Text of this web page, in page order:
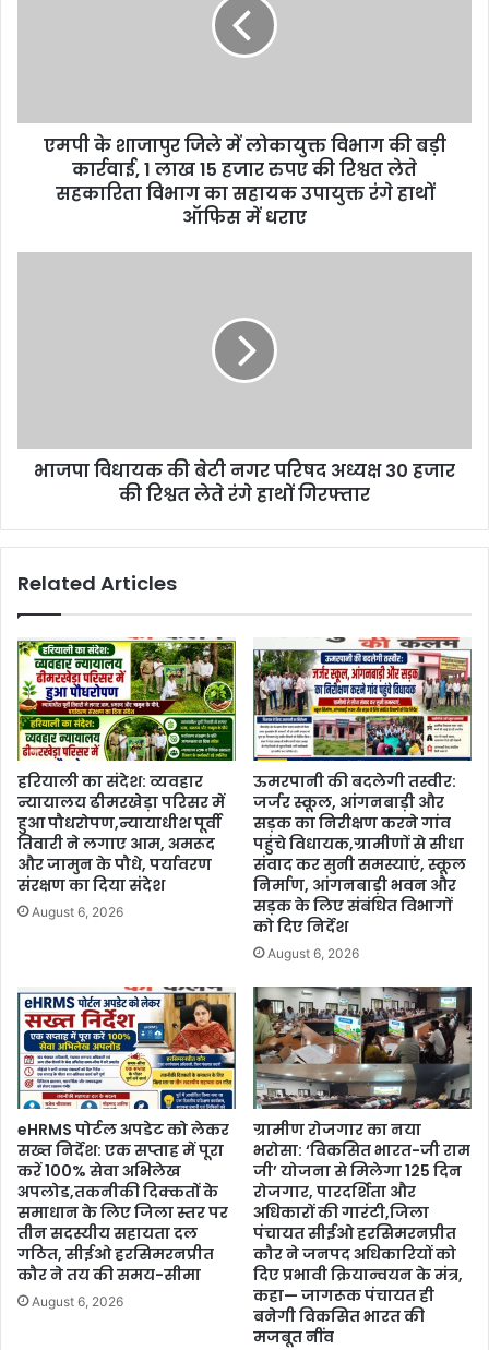
एमपी के शाजापुर जिले में लोकायुक्त विभाग की बड़ी
कार्रवाई, 1 लाख 15 हजार रुपए की रिश्वत लेते
सहकारिता विभाग का सहायक उपायुक्त रंगे हाथों
ऑफिस में धराए
भाजपा विधायक की बेटी नगर परिषद अध्यक्ष 30 हजार
की रिश्वत लेते रंगे हाथों गिरफ्तार
Related Articles
हरियाली का संदेश: व्यवहार
न्यायालय ढीमरखेड़ा परिसर में
हुआ पौधरोपण,न्यायाधीश पूर्वी
तिवारी ने लगाए आम, अमरूद
और जामुन के पौधे, पर्यावरण
संरक्षण का दिया संदेश
August 6, 2026
ऊमरपानी की बदलेगी तस्वीर:
जर्जर स्कूल, आंगनबाड़ी और
सड़क का निरीक्षण करने गांव
पहुंचे विधायक,ग्रामीणों से सीधा
संवाद कर सुनी समस्याएं, स्कूल
निर्माण, आंगनबाड़ी भवन और
सड़क के लिए संबंधित विभागों
को दिए निर्देश
August 6, 2026
eHRMS पोर्टल अपडेट को लेकर
सख्त निर्देश: एक सप्ताह में पूरा
करें 100% सेवा अभिलेख
अपलोड,तकनीकी दिक्कतों के
समाधान के लिए जिला स्तर पर
तीन सदस्यीय सहायता दल
गठित, सीईओ हरसिमरनप्रीत
कौर ने तय की समय-सीमा
August 6, 2026
ग्रामीण रोजगार का नया
भरोसा: ‘विकसित भारत-जी राम
जी’ योजना से मिलेगा 125 दिन
रोजगार, पारदर्शिता और
अधिकारों की गारंटी,जिला
पंचायत सीईओ हरसिमरनप्रीत
कौर ने जनपद अधिकारियों को
दिए प्रभावी क्रियान्वयन के मंत्र,
कहा— जागरूक पंचायत ही
बनेगी विकसित भारत की
मजबूत नींव